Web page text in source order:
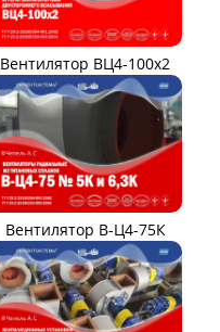
Вентилятор ВЦ4-100х2
Вентилятор В-Ц4-75К